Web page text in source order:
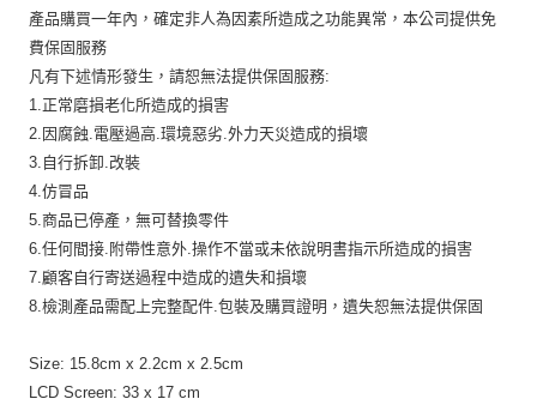
https://aftee.tw/terms/#terms3
３．未成年的使用者請事先徵得法定代理人或監護人之同意方可使用
「AFTEE先享後付」，若未經同意申辦者引起之損失，本公司不負相關責
４．使用「AFTEE先享後付」時，將依據個別帳號之用戶狀況，依本公司即
時審查核予不同之上限額度；若仍有額度不足之情形，本公司將視審查結果
請求用戶進行身份認證。
恩沛科技股份有限公司將有權停止該用戶之使用額度並採取法律行動。
產品購買一年內，確定非人為因素所造成之功能異常，本公司提供免
費保固服務
凡有下述情形發生，請恕無法提供保固服務:
1.正常磨損老化所造成的損害
2.因腐蝕.電壓過高.環境惡劣.外力天災造成的損壞
3.自行拆卸.改裝
4.仿冒品
5.商品已停產，無可替換零件
6.任何間接.附帶性意外.操作不當或未依說明書指示所造成的損害
7.顧客自行寄送過程中造成的遺失和損壞
8.檢測產品需配上完整配件.包裝及購買證明，遺失恕無法提供保固
Size: 15.8cm x 2.2cm x 2.5cm
LCD Screen: 33 x 17 cm